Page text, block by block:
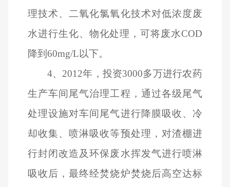
理技术、二氧化氯氧化技术对低浓度废
水进行生化、物化处理，可将废水COD
降到60mg/L以下。
4、2012年，投资3000多万进行农药
生产车间尾气治理工程，通过各级尾气
处理设施对车间尾气进行降膜吸收、冷
却收集、喷淋吸收等预处理，对渣棚进
行封闭改造及环保废水挥发气进行喷淋
吸收后，最终经焚烧炉焚烧后高空达标